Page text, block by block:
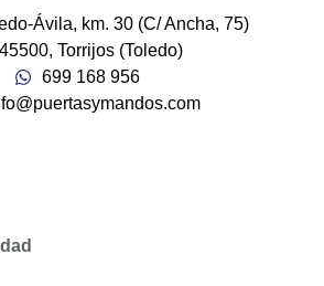
Ávila, km. 30 (C/ Ancha, 75)
45500, Torrijos (Toledo)
699 168 956